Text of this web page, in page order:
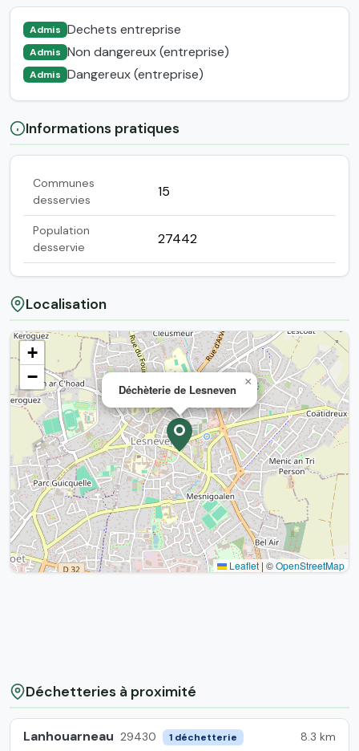
Admis Dechets entreprise
Admis Non dangereux (entreprise)
Admis Dangereux (entreprise)
Informations pratiques
Communes
desservies
15
Population
desservie
27442
Localisation
Déchèterie de Lesneven
×
+
−
Leaflet | ©OpenStreetMap
Déchetteries à proximité
Lanhouarneau 29430 1 déchetterie 8.3 km